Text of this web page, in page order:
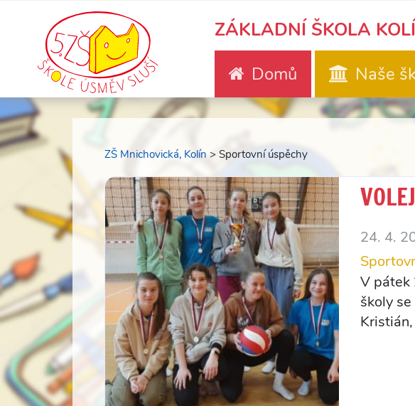
ZÁKLADNÍ ŠKOLA
Domů Naše
ZŠ Mnichovická, Kolín > Sportovní úspěchy
24. 4.
V pátek
školy